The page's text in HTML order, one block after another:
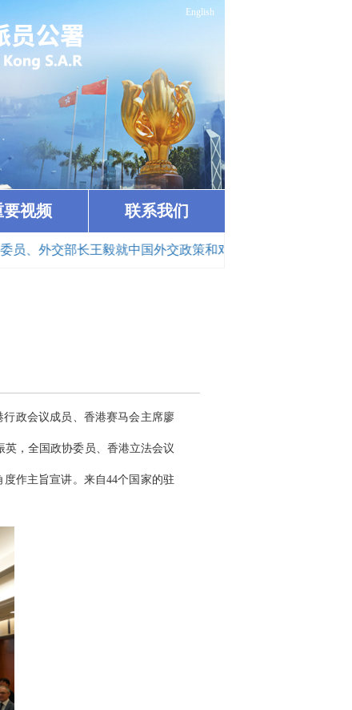
English
要视频 联系我们
外交部长王毅就中国外交政策和对外关系回答中外记者提问
政会议成员、香港赛马会主席廖
，全国政协委员、香港立法会议
作主旨宣讲。来自44个国家的驻